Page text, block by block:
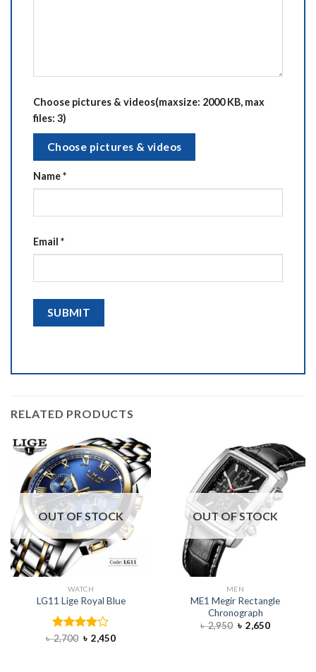
Choose pictures & videos(maxsize: 2000 KB, max
files: 3)
Choose pictures & videos
Name*
Email *
RELATED PRODUCTS
OUT OF STOCK
WATCH
LG11 Lige Royal Blue
Rated
৳2,700 ৳ 2,450
OUT OF STOCK
MEN
ME1 Megir Rectangle
Chronograph
৳2,950 ৳ 2,650